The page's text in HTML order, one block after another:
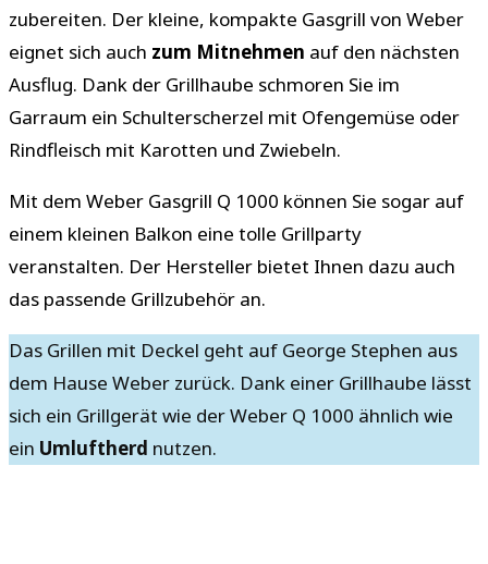
zubereiten. Der kleine, kompakte Gasgrill von Weber
eignet sich auch zum Mitnehmen auf den nächsten
Ausflug. Dank der Grillhaube schmoren Sie im
Garraum ein Schulterscherzel mit Ofengemüse oder
Rindfleisch mit Karotten und Zwiebeln.
Mit dem Weber Gasgrill Q 1000 können Sie sogar auf
einem kleinen Balkon eine tolle Grillparty
veranstalten. Der Hersteller bietet Ihnen dazu auch
das passende Grillzubehör an.
Das Grillen mit Deckel geht auf George Stephen aus
dem Hause Weber zurück. Dank einer Grillhaube lässt
sich ein Grillgerät wie der Weber Q 1000 ähnlich wie
ein Umluftherd nutzen.